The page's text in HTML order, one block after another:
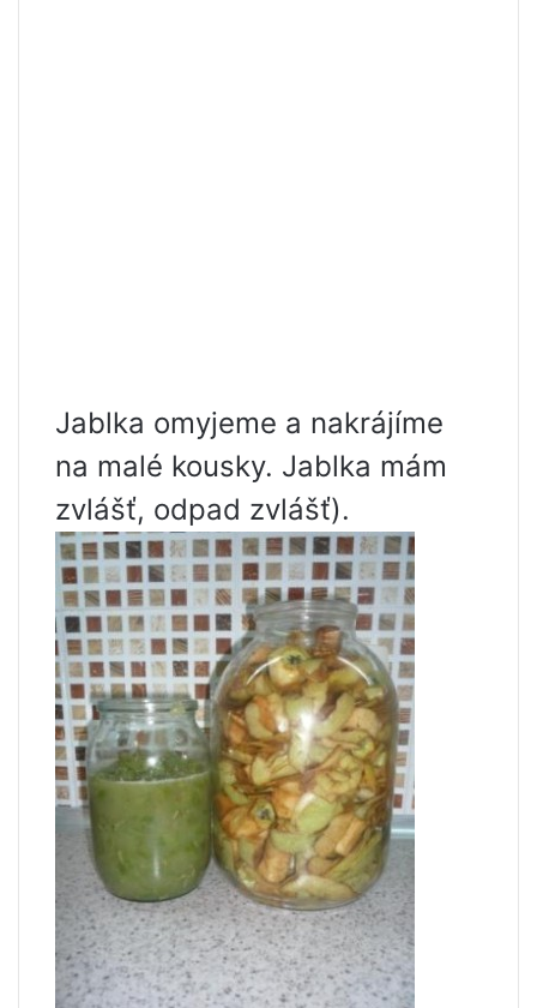
Jablka omyjeme a nakrájíme
na malé kousky. Jablka mám
zvlášť, odpad zvlášť).